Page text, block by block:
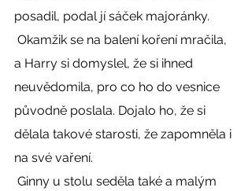
posadil, podal jí sáček majoránky.
a Harry si domyslel, že si ihned
neuvědomila, pro co ho do vesnice
původně poslala. Dojalo ho, že si
dělala takové starosti, že zapomněla i
na své vaření.